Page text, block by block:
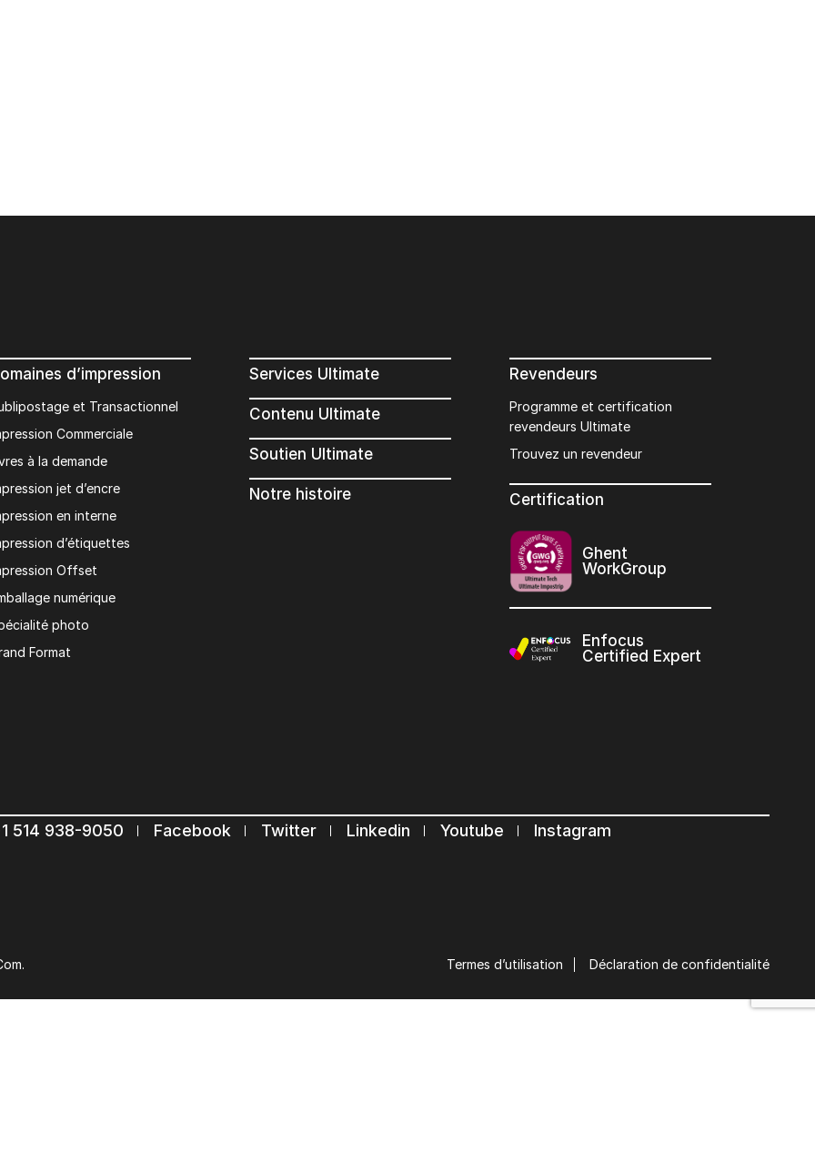
d’impression
et Transactionnel
Commerciale
à la demande
jet d’encre
en interne
d’étiquettes
Offset
numérique
photo
Format
Services Ultimate
Contenu Ultimate
Soutien Ultimate
Notre histoire
Revendeurs
Programme et certification
revendeurs Ultimate
Trouvez un revendeur
Certification
Ghent
WorkGroup
Enfocus
Certified Expert
514 938-9050 Facebook Twitter Linkedin Youtube Instagram
Termes d’utilisation Déclaration de confidentialité
Restons en contact